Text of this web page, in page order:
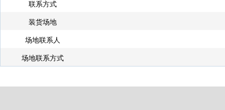
联系方式
装货场地
场地联系人
场地联系方式